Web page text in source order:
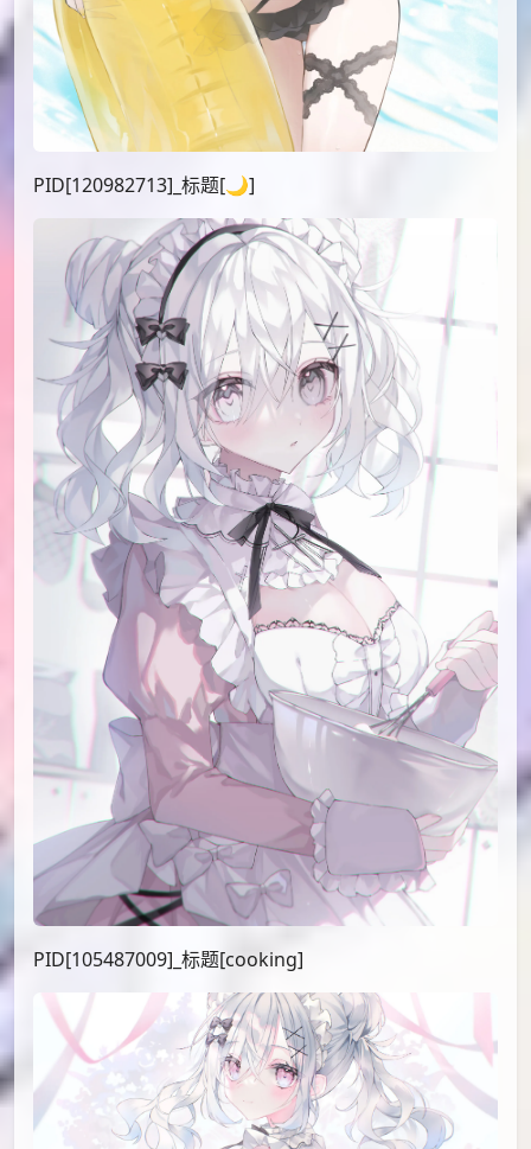
PID[120982713]_标题[🌙]
PID[105487009]_标题[cooking]